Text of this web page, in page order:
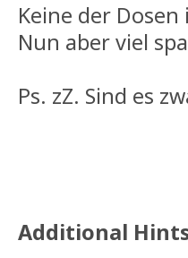
Keine der
Nun aber viel
Ps. zZ. Sind es
Additional